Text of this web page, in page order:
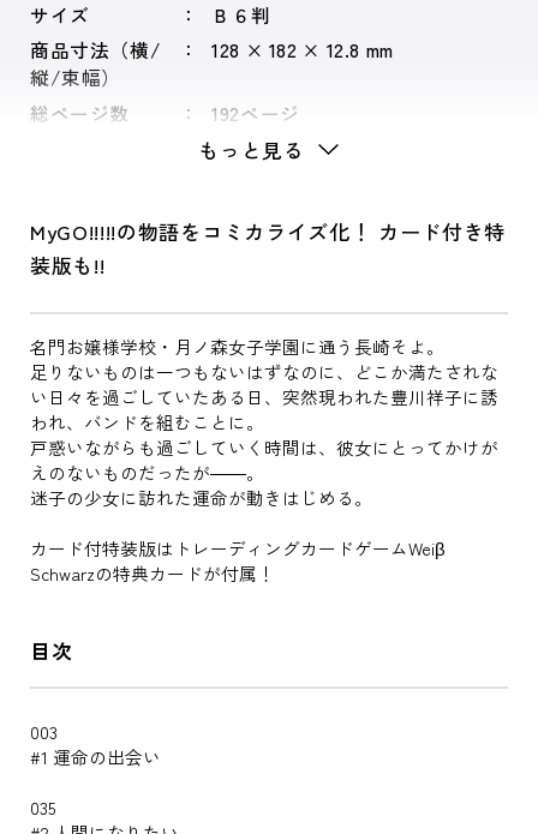
サイズ
Ｂ６判
商品寸法（横/
縦/束幅）
128 × 182 × 12.8 mm
総ページ数 192ページ
もっと見る
MyGO!!!!!の物語をコミカライズ化！ カード付き特
装版も!!
名門お嬢様学校・月ノ森女子学園に通う長崎そよ。
足りないものは一つもないはずなのに、どこか満たされな
い日々を過ごしていたある日、突然現われた豊川祥子に誘
われ、バンドを組むことに。
戸惑いながらも過ごしていく時間は、彼女にとってかけが
えのないものだったが――。
迷子の少女に訪れた運命が動きはじめる。
カード付特装版はトレーディングカードゲームWeiβ
Schwarzの特典カードが付属！
目次
003
#1 運命の出会い
035